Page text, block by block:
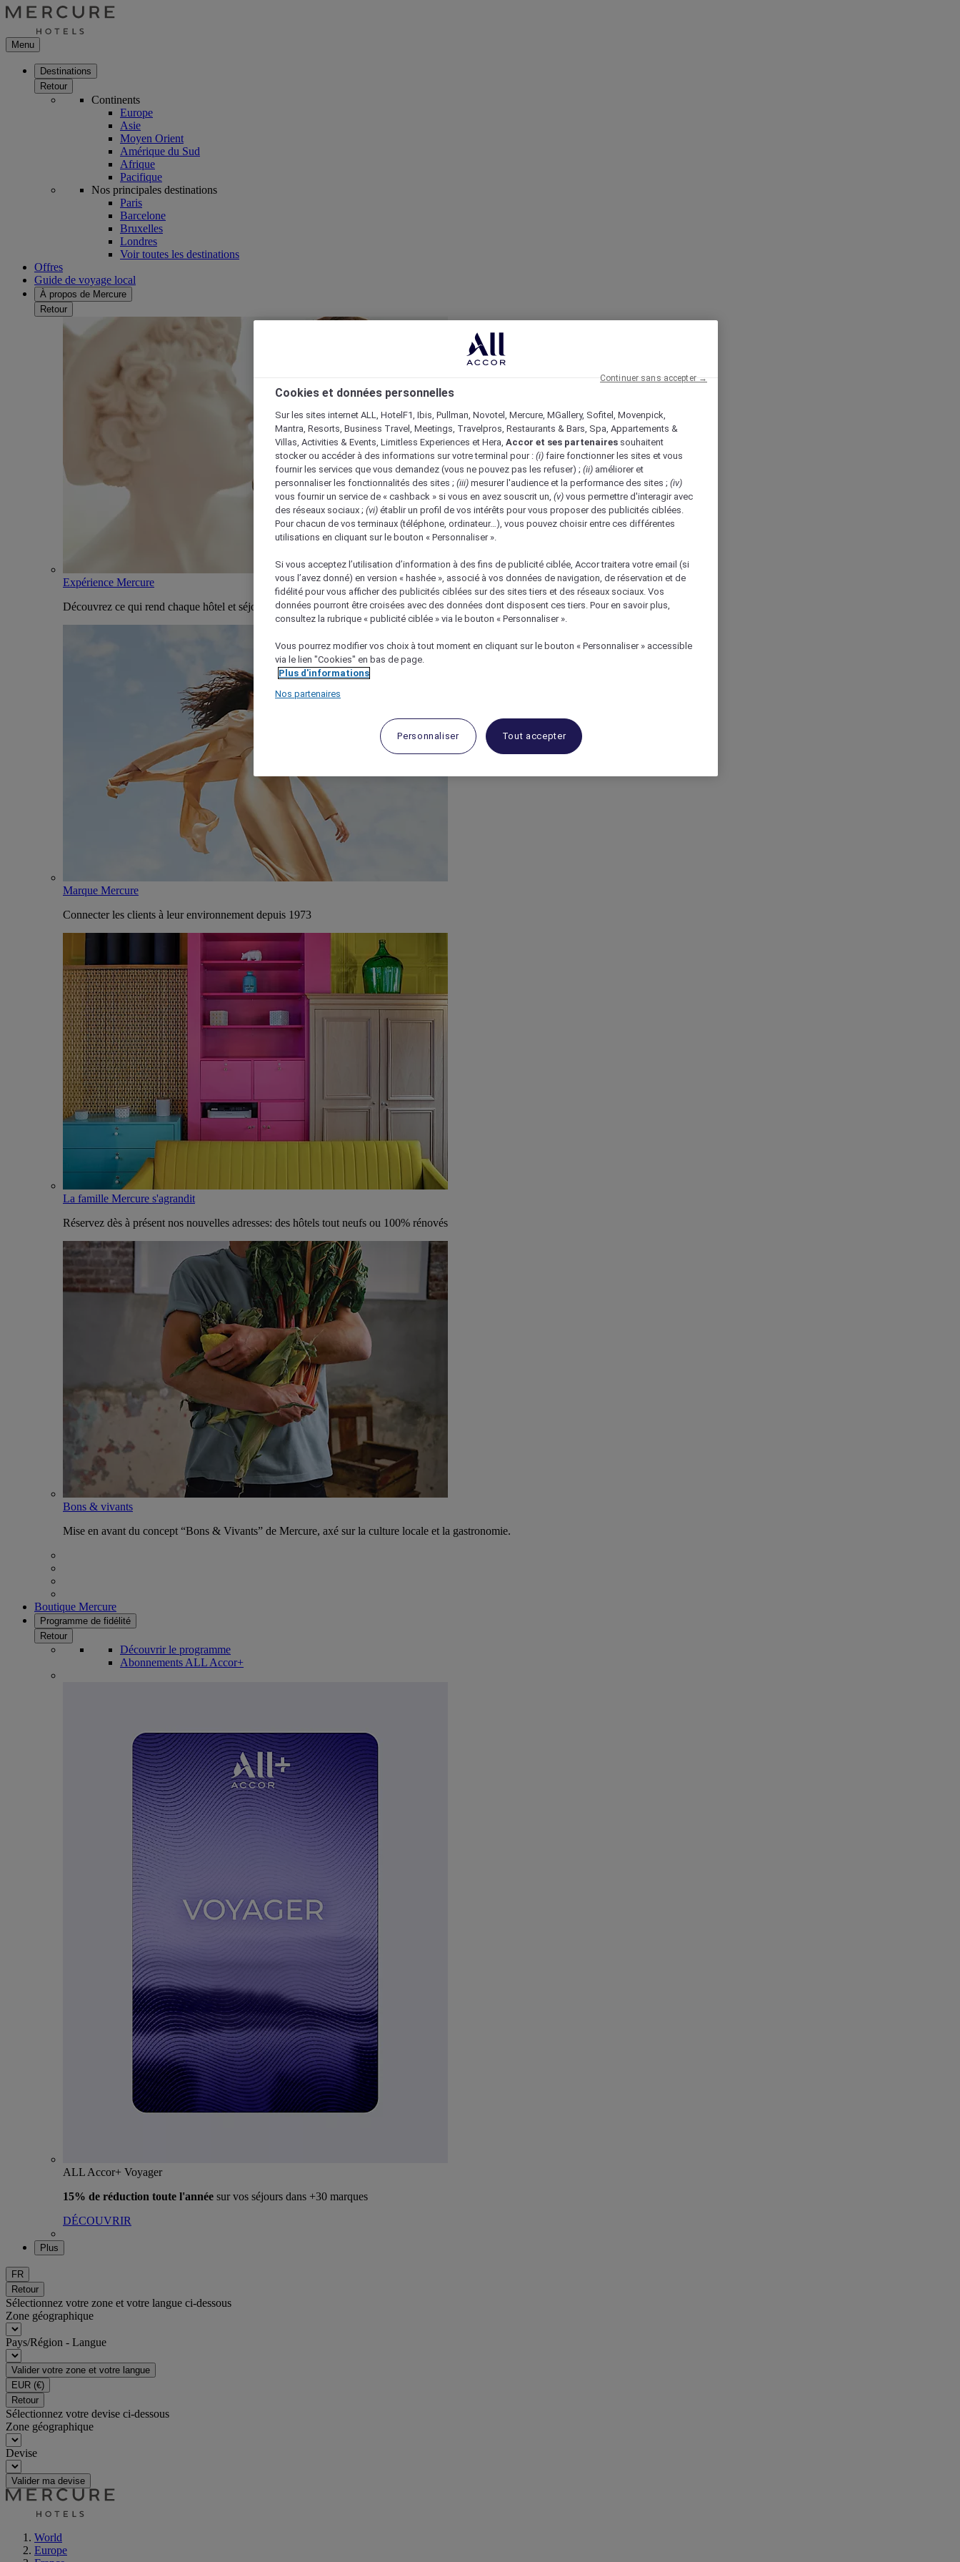
Menu
Destinations
Retour
Continents
Europe
Asie
Moyen Orient
Amérique du Sud
Afrique
Pacifique
Nos principales destinations
Paris
Barcelone
Bruxelles
Londres
Voir toutes les destinations
Offres
Guide de voyage local
À propos de Mercure
Retour
Expérience Mercure
Découvrez ce qui rend chaque hôtel et séjour Mercure unique
Marque Mercure
Connecter les clients à leur environnement depuis 1973
La famille Mercure s'agrandit
Réservez dès à présent nos nouvelles adresses: des hôtels tout neufs ou 100% rénovés
Bons & vivants
Mise en avant du concept “Bons & Vivants” de Mercure, axé sur la culture locale et la gastronomie.
Boutique Mercure
Programme de fidélité
Retour
Découvrir le programme
Abonnements ALL Accor+
ALL Accor+ Voyager
15% de réduction toute l'année sur vos séjours dans +30 marques
DÉCOUVRIR
Plus
FR
Retour
Sélectionnez votre zone et votre langue ci-dessous
Zone géographique
Pays/Région - Langue
Valider votre zone et votre langue
EUR (€)
Retour
Sélectionnez votre devise ci-dessous
Zone géographique
Devise
Valider ma devise
World
Europe
Cookies et données personnelles
Sur les sites internet ALL, HotelF1, Ibis, Pullman, Novotel, Mercure, MGallery, Sofitel, Movenpick,
Mantra, Resorts, Business Travel, Meetings, Travelpros, Restaurants & Bars, Spa, Appartements &
Villas, Activities & Events, Limitless Experiences et Hera, Accor et ses partenaires souhaitent
stocker ou accéder à des informations sur votre terminal pour : (i) faire fonctionner les sites et vous
fournir les services que vous demandez (vous ne pouvez pas les refuser) ; (ii) améliorer et
personnaliser les fonctionnalités des sites ; (iii) mesurer l'audience et la performance des sites ; (iv)
vous fournir un service de « cashback » si vous en avez souscrit un, (v) vous permettre d'interagir avec
des réseaux sociaux ; (vi) établir un profil de vos intérêts pour vous proposer des publicités ciblées.
Pour chacun de vos terminaux (téléphone, ordinateur…), vous pouvez choisir entre ces différentes
utilisations en cliquant sur le bouton « Personnaliser ».
Si vous acceptez l’utilisation d’information à des fins de publicité ciblée, Accor traitera votre email (si
vous l’avez donné) en version « hashée », associé à vos données de navigation, de réservation et de
fidélité pour vous afficher des publicités ciblées sur des sites tiers et des réseaux sociaux. Vos
données pourront être croisées avec des données dont disposent ces tiers. Pour en savoir plus,
consultez la rubrique « publicité ciblée » via le bouton « Personnaliser ».
Vous pourrez modifier vos choix à tout moment en cliquant sur le bouton « Personnaliser » accessible
via le lien "Cookies" en bas de page.
Plus d'informations
Nos partenaires
Personnaliser Tout accepter
Continuer sans accepter →